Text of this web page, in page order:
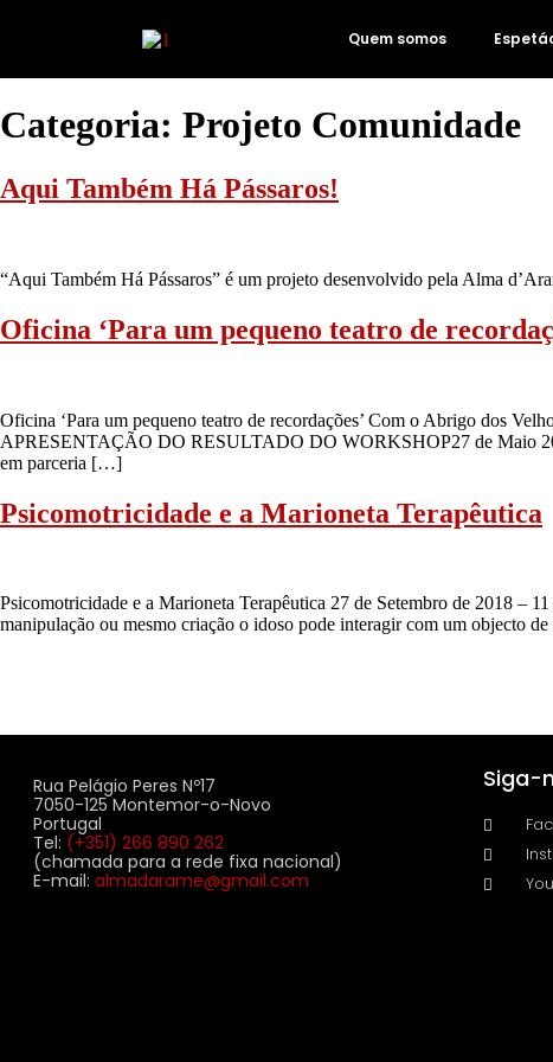
Quem somos
Categoria: Projeto Comunidade
Aqui Também Há Pássaros!
“Aqui Também Há Pássaros” é um projeto desenvolvido pela Alma
Oficina ‘Para um pequeno teatro de
Oficina ‘Para um pequeno teatro de recordações’ Com o Abrigo dos
APRESENTAÇÃO DO RESULTADO DO WORKSHOP27 de Maio
em parceria […]
Psicomotricidade e a Marioneta Terapêutica
Psicomotricidade e a Marioneta Terapêutica 27 de Setembro de 2018 –
manipulação ou mesmo criação o idoso pode interagir com um objecto
Rua Pelágio Peres Nº17
7050-125 Montemor-o-Novo
Portugal
Tel: (+351) 266 890 262
(chamada para a rede fixa nacional)
E-mail: almadarame@gmail.com
Siga-